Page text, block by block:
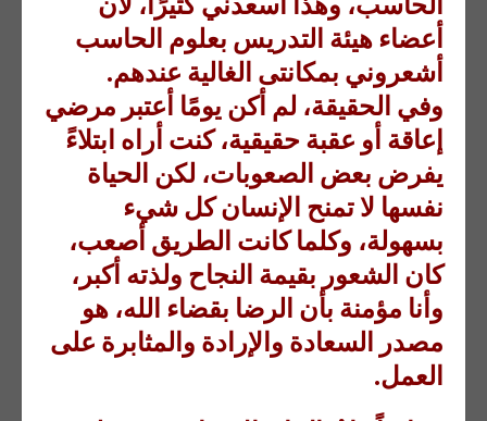
أعضاء هيئة التدريس بعلوم الحاسب
أشعروني بمكانتى الغالية عندهم.
وفي الحقيقة، لم أكن يومًا أعتبر مرضي
إعاقة أو عقبة حقيقية، كنت أراه ابتلاءً
يفرض بعض الصعوبات، لكن الحياة
نفسها لا تمنح الإنسان كل شيء
بسهولة، وكلما كانت الطريق أصعب،
كان الشعور بقيمة النجاح ولذته أكبر،
وأنا مؤمنة بأن الرضا بقضاء الله، هو
مصدر السعادة والإرادة والمثابرة على
العمل.